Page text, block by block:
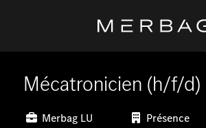
Mécatronicien (h/f/d)
Merbag LU
Présence